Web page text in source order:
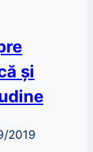
și
2019